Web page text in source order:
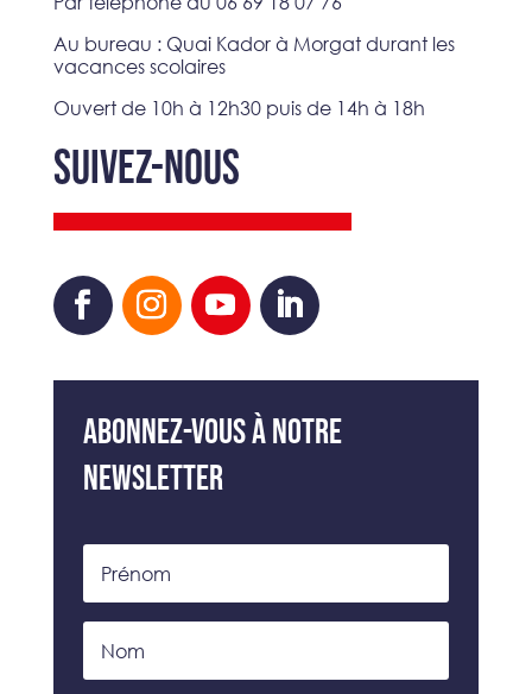
Au bureau : Quai Kador à Morgat durant les
vacances scolaires
Ouvert de 10h à 12h30 puis de 14h à 18h
SUIVEZ-NOUS
Abonnez-vous à notre
newsletter